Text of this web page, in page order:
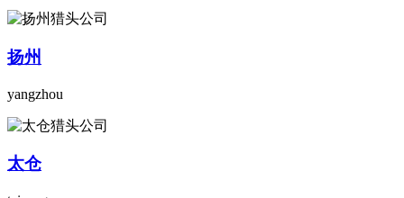
扬州
yangzhou
太仓